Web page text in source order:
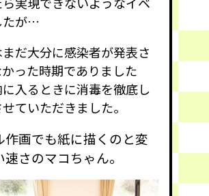
たが…
だ大分に感染者が発表さ
った時期でありました
入るときに消毒を徹底し
ていただきました。
作画でも紙に描くのと変
さのマコちゃん。